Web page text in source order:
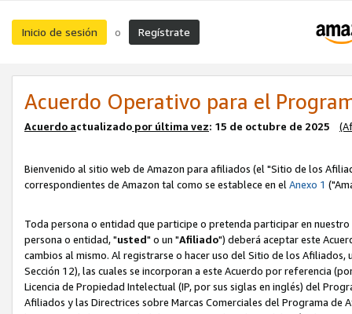
Inicio de sesión o Regístrate
Acuerdo Operativo para el
Acuerdo actualizado por última vez: 15 de octubre de 2025
Bienvenido al sitio web de Amazon para afiliados (el "Sitio de los
correspondientes de Amazon tal como se establece en elAnexo 1
Toda persona o entidad que participe o pretenda participar en
persona o entidad, "usted" o un "Afiliado") deberá aceptar este
cambios al mismo. Al registrarse o hacer uso del Sitio de los
Sección 12), las cuales se incorporan a este Acuerdo por referencia
Licencia de Propiedad Intelectual (IP, por sus siglas en inglés) del
Afiliados y las Directrices sobre Marcas Comerciales del Programa